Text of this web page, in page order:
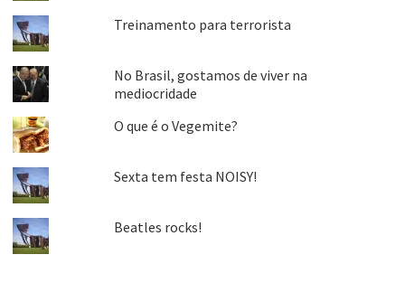
Treinamento para terrorista
No Brasil, gostamos de viver na
mediocridade
O que é o Vegemite?
Sexta tem festa NOISY!
Beatles rocks!